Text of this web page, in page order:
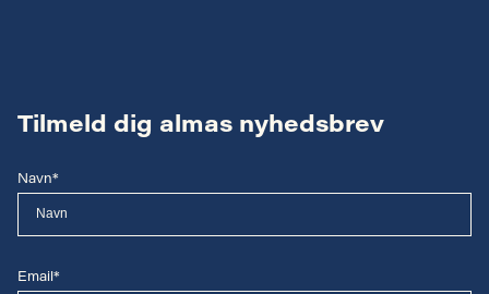
Tilmeld dig almas nyhedsbrev
Navn*
Email*